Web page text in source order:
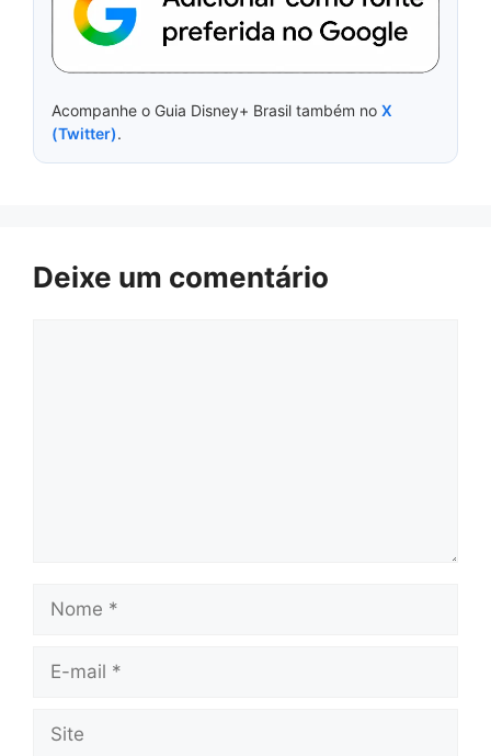
Acompanhe o Guia Disney+ Brasil também no X
(Twitter).
Deixe um comentário
Nome
E-
Site